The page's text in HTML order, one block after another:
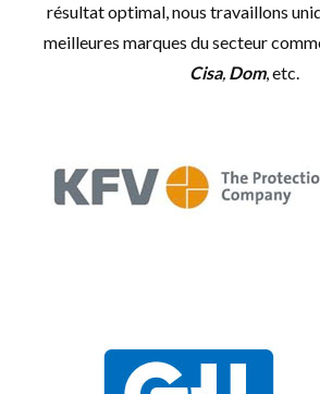
résultat optimal, nous travaillons
meilleures marques du secteur
Cisa, Dom, etc.